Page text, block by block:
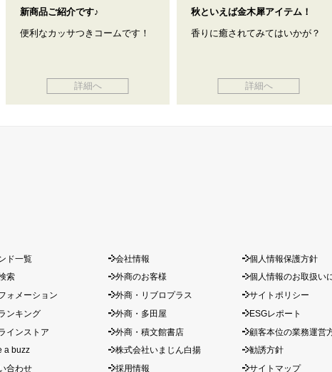
新商品ご紹介です♪
便利なカッサつきコームです！
詳細へ
秋といえば金木犀アイテム！
香りに癒されてみてはいかが？
詳細へ
ド一覧
索
ォメーション
ンキング
インストア
a buzz
合わせ
会社情報
外商のお客様
外商・リブロプラス
外商・多田屋
外商・積文館書店
株式会社いまじん白揚
採用情報
個人情報保護方針
個人情報のお取扱い
サイトポリシー
ESGレポート
顧客本位の業務運営
勧誘方針
サイトマップ